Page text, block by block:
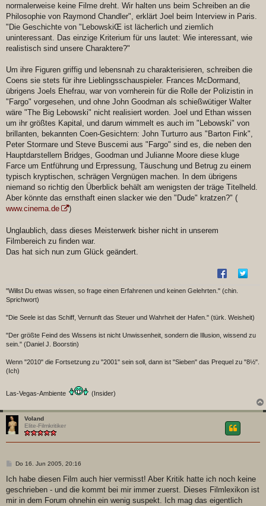
normalerweise keine Filme dreht. Wir halten uns beim Schreiben an die
Philosophie von Raymond Chandler", erklärt Joel beim Interview in Paris.
"Die Geschichte von "LebowskiŒ ist lächerlich und ziemlich
uninteressant. Das einzige Kriterium für uns lautet: Wie interessant, wie
realistisch sind unsere Charaktere?"
Um ihre Figuren griffig und lebensnah zu charakterisieren, schreiben die
Coens sie stets für ihre Lieblingsschauspieler. Frances McDormand,
übrigens Joels Ehefrau, war von vornherein für die Rolle der Polizistin in
"Fargo" vorgesehen, und ohne John Goodman als schießwütiger Walter
wäre "The Big Lebowski" nicht realisiert worden. Joel und Ethan wissen
um ihr größtes Kapital, und darum wimmelt es auch im "Lebowski" von
brillanten, bekannten Coen-Gesichtern: John Turturro aus "Barton Fink",
Peter Stormare und Steve Buscemi aus "Fargo" sind es, die neben den
Hauptdarstellern Bridges, Goodman und Julianne Moore diese kluge
Farce um Entführung und Erpressung, Täuschung und Betrug zu einem
typisch kryptischen, schrägen Vergnügen machen. In dem übrigens
niemand so richtig den Überblick behält am wenigsten der träge Titelheld.
Aber könnte das ernsthaft einen slacker wie den "Dude" kratzen?" (
www.cinema.de
)
Unglaublich, dass dieses Meisterwerk bisher nicht in unserem
Filmbereich zu finden war.
Das hat sich nun zum Glück geändert.
"Willst Du etwas wissen, so frage einen Erfahrenen und keinen Gelehrten." (chin.
Sprichwort)
"Die Seele ist das Schiff, Vernunft das Steuer und Wahrheit der Hafen." (türk. Weisheit)
"Der größte Feind des Wissens ist nicht Unwissenheit, sondern die Illusion, wissend zu
sein." (Daniel J. Boorstin)
Wenn "2010" die Fortsetzung zu "2001" sein soll, dann ist "Sieben" das Prequel zu "8½".
(Ich)
Las-Vegas-Ambiente (Insider)
Voland
Elite-Filmkritiker
B
i
r
a
Do 16. Jun 2005, 20:16
Ich habe diesen Film auch hier vermisst! Aber Kritik hatte ich noch keine
geschrieben - und die kommt bei mir immer zuerst. Dieses Filmlexikon ist
mir in dem Forum ohnehin ein wenig suspekt. Ich mag das eigentlich